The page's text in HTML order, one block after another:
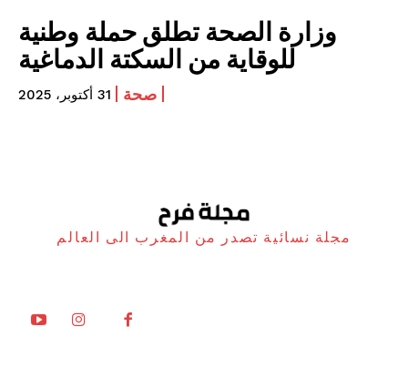
وزارة الصحة تطلق حملة وطنية
للوقاية من السكتة الدماغية
صحة 31 أكتوبر، 2025
مجلة نسائية تصدر من المغرب الى العالم